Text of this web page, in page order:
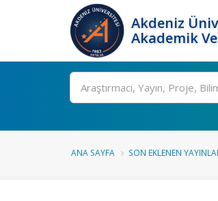
Akdeniz
Akademik
Ara
ANA SAYFA SON EKLENEN